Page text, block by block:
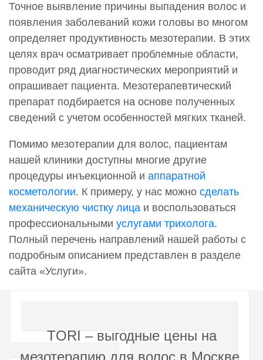
Точное выявление причины выпадения волос и
появления заболеваний кожи головы во многом
определяет продуктивность мезотерапии. В этих
целях врач осматривает проблемные области,
проводит ряд диагностических мероприятий и
опрашивает пациента. Мезотерапевтический
препарат подбирается на основе полученных
сведений с учетом особенностей мягких тканей.
Помимо мезотерапии для волос, пациентам
нашей клиники доступны многие другие
процедуры инъекционной и аппаратной
косметологии. К примеру, у нас можно сделать
механическую чистку лица и воспользоваться
профессиональными услугами трихолога.
Полный перечень направлений нашей работы с
подробным описанием представлен в разделе
сайта «Услуги».
TORI – выгодные цены на